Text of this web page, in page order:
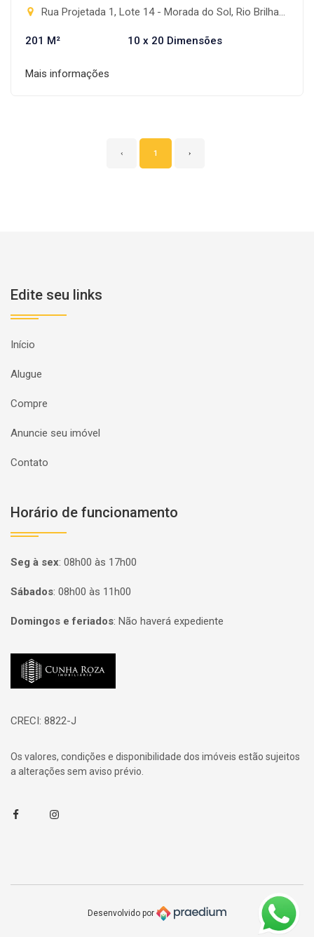
Rua Projetada 1, Lote 14 - Morada do Sol, Rio Brilhante-MS
201 M² 10 x 20 Dimensões
Mais informações
‹ 1 ›
Edite seu links
Início
Alugue
Compre
Anuncie seu imóvel
Contato
Horário de funcionamento
Seg à sex: 08h00 às 17h00
Sábados: 08h00 às 11h00
Domingos e feriados: Não haverá expediente
Página inicial
CRECI: 8822-J
Os valores, condições e disponibilidade dos imóveis estão sujeitos
a alterações sem aviso prévio.
FacebookInstagram
Desenvolvido por